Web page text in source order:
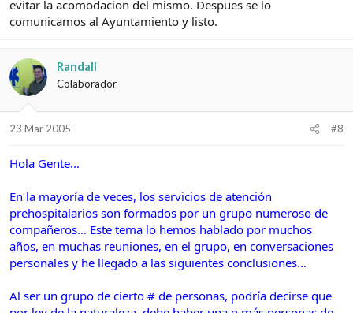
evitar la acomodacion del mismo. Despues se lo
comunicamos al Ayuntamiento y listo.
Randall
Colaborador
23 Mar 2005 #8
Hola Gente...
En la mayoría de veces, los servicios de atención
prehospitalarios son formados por un grupo numeroso de
compañeros... Este tema lo hemos hablado por muchos
años, en muchas reuniones, en el grupo, en conversaciones
personales y he llegado a las siguientes conclusiones...
Al ser un grupo de cierto # de personas, podría decirse que